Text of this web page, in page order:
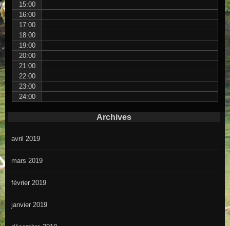
15:00
16:00
17:00
18:00
19:00
20:00
21:00
22:00
23:00
24:00
Archives
avril 2019
mars 2019
février 2019
janvier 2019